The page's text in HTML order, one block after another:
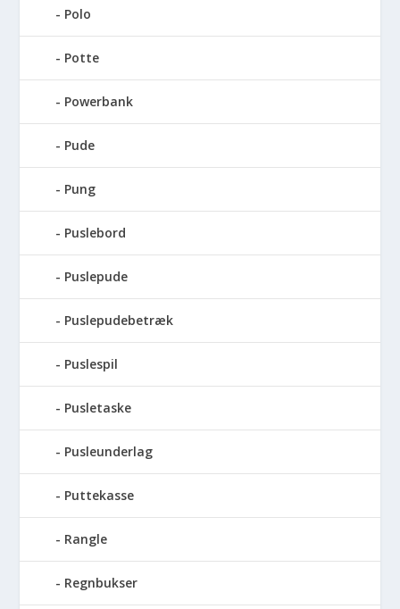
Polo
Potte
Powerbank
Pude
Pung
Puslebord
Puslepude
Puslepudebetræk
Puslespil
Pusletaske
Pusleunderlag
Puttekasse
Rangle
Regnbukser